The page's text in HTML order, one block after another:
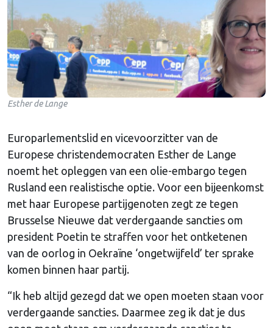
Esther de Lange
Europarlementslid en vicevoorzitter van de
Europese christendemocraten Esther de Lange
noemt het opleggen van een olie-embargo tegen
Rusland een realistische optie. Voor een bijeenkomst
met haar Europese partijgenoten zegt ze tegen
Brusselse Nieuwe dat verdergaande sancties om
president Poetin te straffen voor het ontketenen
van de oorlog in Oekraïne ‘ongetwijfeld’ ter sprake
komen binnen haar partij.
“Ik heb altijd gezegd dat we open moeten staan voor
verdergaande sancties. Daarmee zeg ik dat je dus